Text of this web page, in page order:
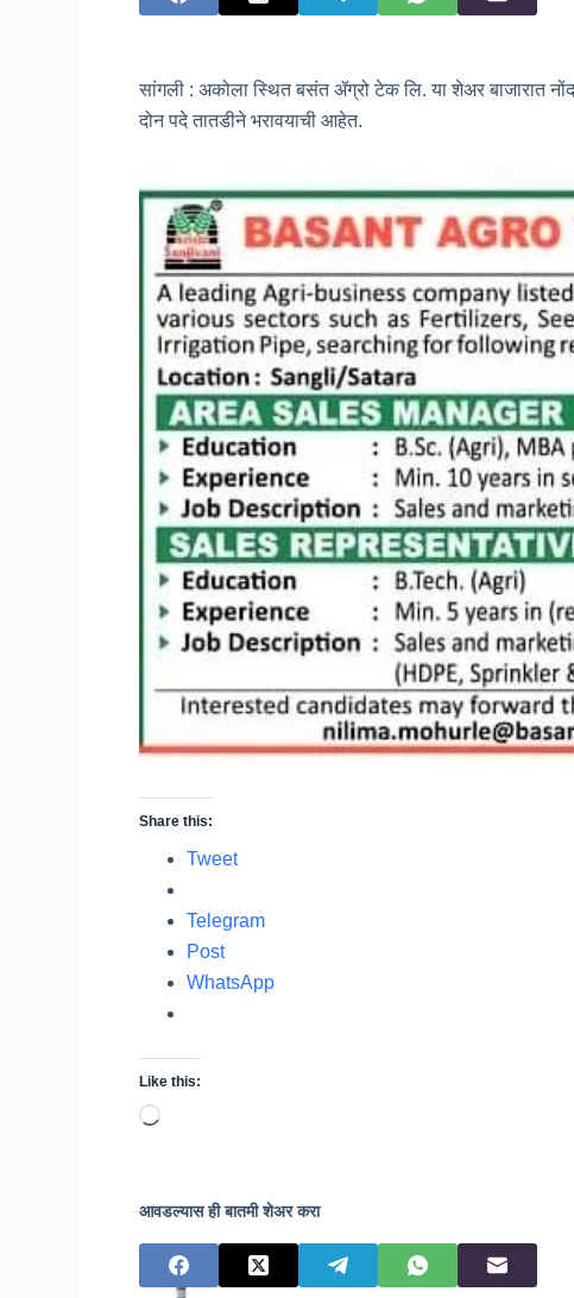
सांगली : अकोला स्थित बसंत ॲग्रो टेक लि. या शेअर बाजारात
दोन पदे तातडीने भरावयाची आहेत.
Share this:
Tweet
Telegram
Post
WhatsApp
Like this:
Loading…
आवडल्यास ही बातमी शेअर करा